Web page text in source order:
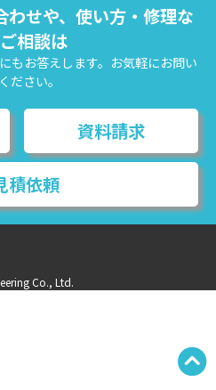
わせや、使い方・修理な
相談は
もお答えします。お気軽にお問い
ださい。
資料請求
積依頼
Co., Ltd.